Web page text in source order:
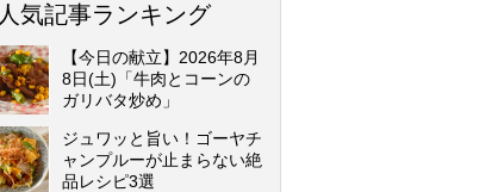
人気記事ランキング
【今日の献立】2026年8月
8日(土)「牛肉とコーンの
ガリバタ炒め」
ジュワッと旨い！ゴーヤチ
ャンプルーが止まらない絶
品レシピ3選